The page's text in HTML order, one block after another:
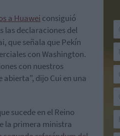
a Huawei consiguió
las declaraciones del
que señala que Pekín
con Washington.
con nuestros
dijo Cui en una
sucede en el Reino
la primera ministra